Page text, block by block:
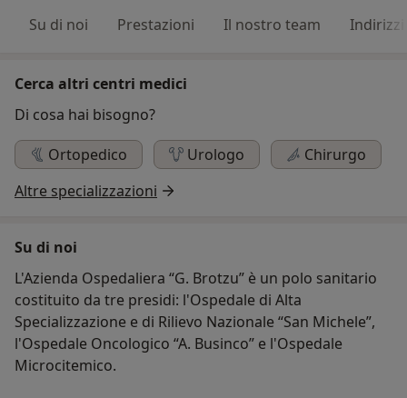
Su di noi Prestazioni Il nostro team Indirizzi
Cerca altri centri medici
Di cosa hai bisogno?
Ortopedico
Urologo
Chirurgo
Altre specializzazioni
Su di noi
L'Azienda Ospedaliera “G. Brotzu” è un polo sanitario
costituito da tre presidi: l'Ospedale di Alta
Specializzazione e di Rilievo Nazionale “San Michele”,
l'Ospedale Oncologico “A. Businco” e l'Ospedale
Microcitemico.